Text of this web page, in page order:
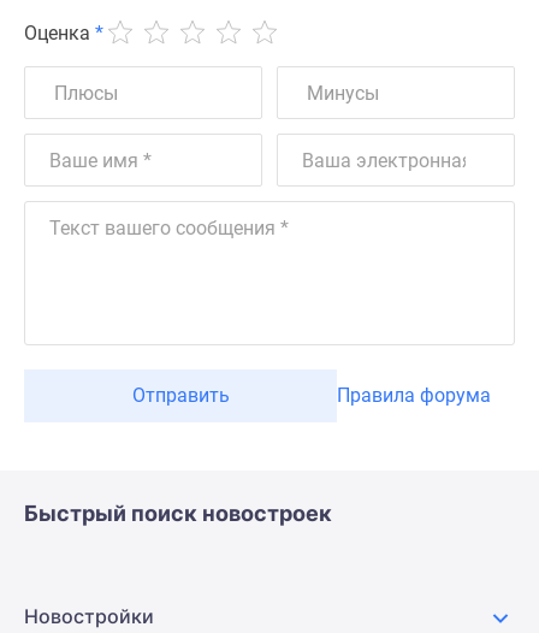
Оценка *
Отправить Правила форума
Быстрый поиск новостроек
Новостройки